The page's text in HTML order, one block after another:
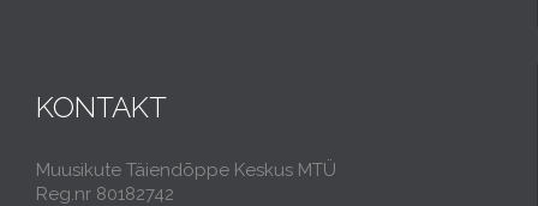
KONTAKT
Muusikute Täiendõppe Keskus MTÜ
Reg.nr 80182742